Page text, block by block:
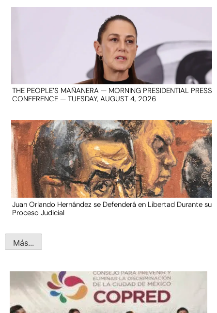
THE PEOPLE’S MAÑANERA — MORNING PRESIDENTIAL PRESS
CONFERENCE — TUESDAY, AUGUST 4, 2026
Juan Orlando Hernández se Defenderá en Libertad Durante su
Proceso Judicial
Más...